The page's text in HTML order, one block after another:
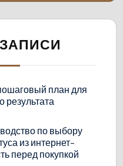
план для
результата
по выбору
из интернет-
перед покупкой